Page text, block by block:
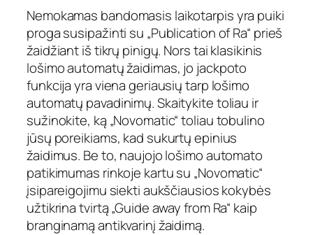
Nemokamas bandomasis laikotarpis yra puiki
proga susipažinti su „Publication of Ra“ prieš
žaidžiant iš tikrų pinigų. Nors tai klasikinis
lošimo automatų žaidimas, jo jackpoto
funkcija yra viena geriausių tarp lošimo
automatų pavadinimų. Skaitykite toliau ir
sužinokite, ką „Novomatic“ toliau tobulino
jūsų poreikiams, kad sukurtų epinius
žaidimus. Be to, naujojo lošimo automato
patikimumas rinkoje kartu su „Novomatic“
įsipareigojimu siekti aukščiausios kokybės
užtikrina tvirtą „Guide away from Ra“ kaip
branginamą antikvarinį žaidimą.